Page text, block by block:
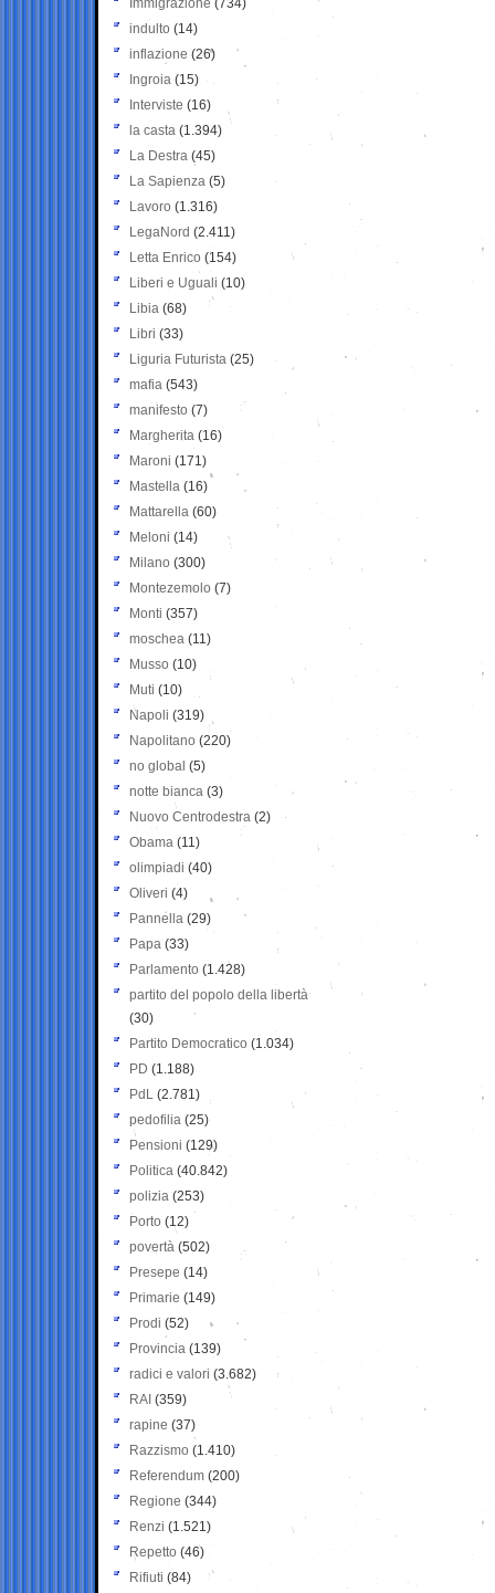
Immigrazione (734)
indulto (14)
inflazione (26)
Ingroia (15)
Interviste (16)
la casta (1.394)
La Destra (45)
La Sapienza (5)
Lavoro (1.316)
LegaNord (2.411)
Letta Enrico (154)
Liberi e Uguali (10)
Libia (68)
Libri (33)
Liguria Futurista (25)
mafia (543)
manifesto (7)
Margherita (16)
Maroni (171)
Mastella (16)
Mattarella (60)
Meloni (14)
Milano (300)
Montezemolo (7)
Monti (357)
moschea (11)
Musso (10)
Muti (10)
Napoli (319)
Napolitano (220)
no global (5)
notte bianca (3)
Nuovo Centrodestra (2)
Obama (11)
olimpiadi (40)
Oliveri (4)
Pannella (29)
Papa (33)
Parlamento (1.428)
partito del popolo della libertà
(30)
Partito Democratico (1.034)
PD (1.188)
PdL (2.781)
pedofilia (25)
Pensioni (129)
Politica (40.842)
polizia (253)
Porto (12)
povertà (502)
Presepe (14)
Primarie (149)
Prodi (52)
Provincia (139)
radici e valori (3.682)
RAI (359)
rapine (37)
Razzismo (1.410)
Referendum (200)
Regione (344)
Renzi (1.521)
Repetto (46)
Rifiuti (84)